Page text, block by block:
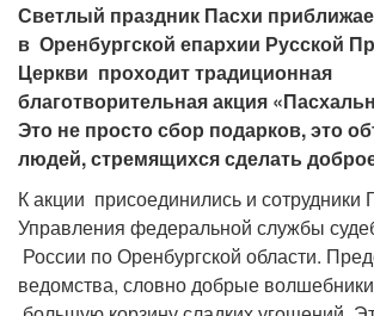
Светлый праздник Пасхи
в Оренбургской епархии Русской
Церкви проходит традиционная
благотворительная акция
Это не просто сбор подарков, это
людей, стремящихся сделать
К акции присоединились и сотрудники
Управления федеральной службы
России по Оренбургской области.
ведомства, словно добрые